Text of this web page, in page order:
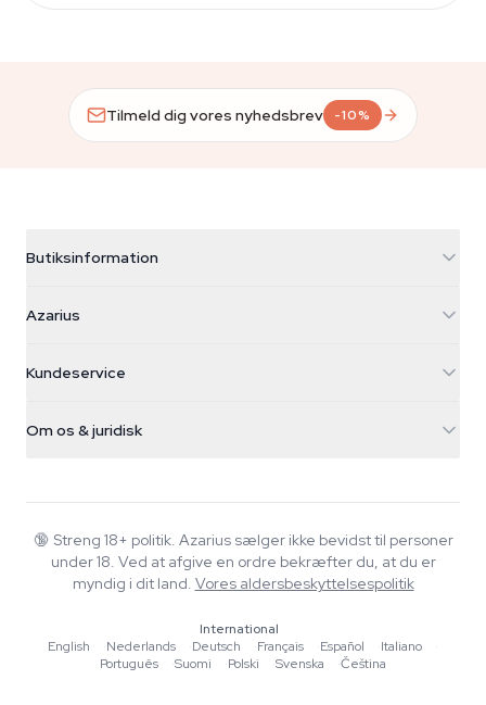
Tilmeld dig vores nyhedsbrev -10%
Butiksinformation
Galvaniweg 11
Nederland
+31(0)204897914
Azarius
Smokeshop
Kundeservice
Returpolitik
FAQ
Privatlivspolitik
Om os & juridisk
Wiki
Blog
Musik
Redaktionelle standarder
Værktøjer & Beregnere
🔞 Streng 18+ politik. Azarius sælger ikke bevidst til personer
under 18. Ved at afgive en ordre bekræfter du, at du er
myndig i dit land. Vores aldersbeskyttelsespolitik
International
English
·Nederlands ·Deutsch ·Français ·Español ·Italiano
·
Português
·Suomi ·Polski ·Svenska ·Čeština